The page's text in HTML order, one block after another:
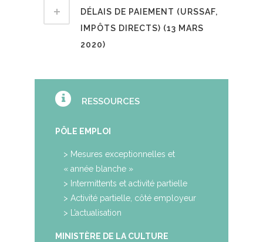
DÉLAIS DE PAIEMENT (URSSAF,
IMPÔTS DIRECTS) (13 MARS
2020)
RESSOURCES
PÔLE EMPLOI
> Mesures exceptionnelles et
« année blanche »
> Intermittents et activité partielle
> Activité partielle, côté employeur
> L’actualisation
MINISTÈRE DE LA CULTURE